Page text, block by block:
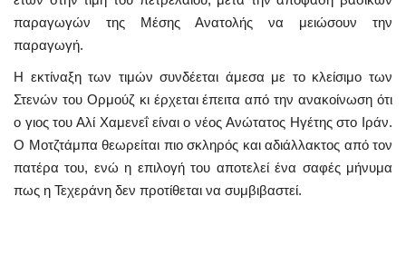
παραγωγών της Μέσης Ανατολής να μειώσουν την
παραγωγή.
Η εκτίναξη των τιμών συνδέεται άμεσα με το κλείσιμο των
Στενών του Ορμούζ κι έρχεται έπειτα από την ανακοίνωση ότι
ο γιος του Αλί Χαμενεΐ είναι ο νέος Ανώτατος Ηγέτης στο Ιράν.
Ο Μοτζτάμπα θεωρείται πιο σκληρός και αδιάλλακτος από τον
πατέρα του, ενώ η επιλογή του αποτελεί ένα σαφές μήνυμα
πως η Τεχεράνη δεν προτίθεται να συμβιβαστεί.